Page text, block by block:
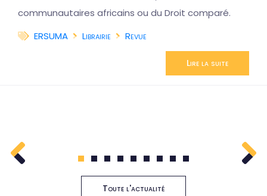
communautaires africains ou du Droit comparé.
ERSUMA
Librairie Revue
Lire la suite
1 2 3 4 5 6 7 8 9
Toute l'actualité